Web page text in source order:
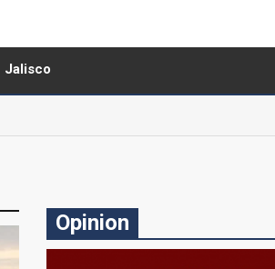
Jalisco
Opinion